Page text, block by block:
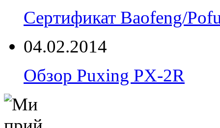
Сертификат Baofeng/
04.02.2014
Обзор Puxing PX-2R